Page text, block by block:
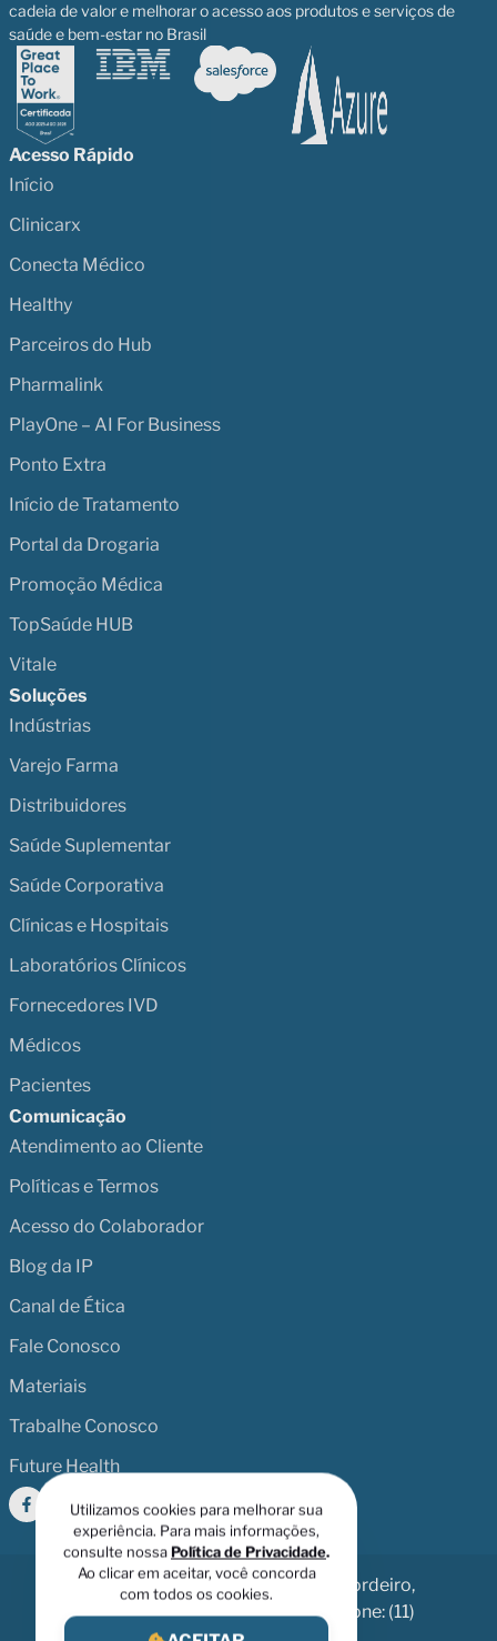
cadeia de valor e melhorar o acesso aos produtos e serviços de
saúde e bem-estar no Brasil
Acesso Rápido
Início
Clinicarx
Conecta Médico
Healthy
Parceiros do Hub
Pharmalink
PlayOne – AI For Business
Ponto Extra
Início de Tratamento
Portal da Drogaria
Promoção Médica
TopSaúde HUB
Vitale
Soluções
Indústrias
Varejo Farma
Distribuidores
Saúde Suplementar
Saúde Corporativa
Clínicas e Hospitais
Laboratórios Clínicos
Fornecedores IVD
Médicos
Pacientes
Comunicação
Atendimento ao Cliente
Políticas e Termos
Acesso do Colaborador
Blog da IP
Canal de Ética
Fale Conosco
Materiais
Trabalhe Conosco
Future Health
Av. Dr. Chucri Zaidan, 246 - Vila Cordeiro,
São Paulo - SP, 04583-110 | Telefone: (11)
Utilizamos cookies para melhorar sua
experiência. Para mais informações,
consulte nossa Política de Privacidade
Ao clicar em aceitar, você concorda
com todos os cookies.
ACEITAR